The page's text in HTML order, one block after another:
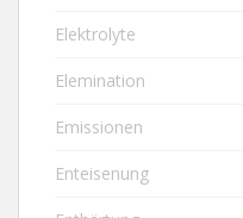
Elektrolyte
Elemination
Emissionen
Enteisenung